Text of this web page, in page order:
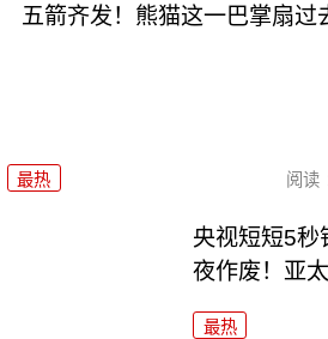
五箭齐发！熊猫这一巴掌扇过
最热 阅读
央视短短5秒
夜作废！亚
最热